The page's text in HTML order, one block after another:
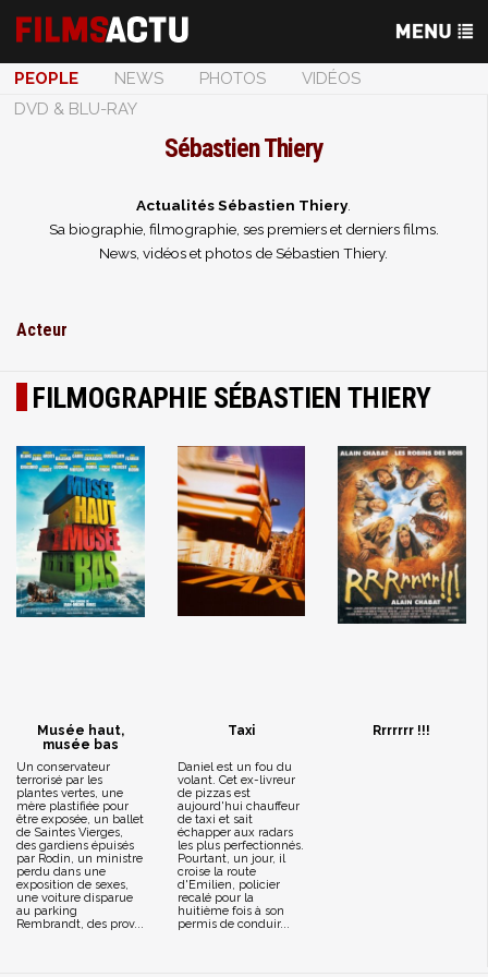
PEOPLE NEWS PHOTOS
VIDÉOS
DVD & BLU-RAY
Sébastien Thiery
Actualités Sébastien Thiery.
Sa biographie, filmographie, ses premiers et derniers films.
News, vidéos et photos de Sébastien Thiery.
Acteur
FILMOGRAPHIE SÉBASTIEN THIERY
Musée haut,
musée bas
Un conservateur
terrorisé par les
plantes vertes, une
mère plastifiée pour
être exposée, un ballet
de Saintes Vierges,
des gardiens épuisés
par Rodin, un ministre
perdu dans une
exposition de sexes,
une voiture disparue
au parking
Rembrandt, des prov...
Taxi
Daniel est un fou du
volant. Cet ex-livreur
de pizzas est
aujourd'hui chauffeur
de taxi et sait
échapper aux radars
les plus perfectionnés.
Pourtant, un jour, il
croise la route
d'Emilien, policier
recalé pour la
huitième fois à son
permis de conduir...
Rrrrrrr !!!